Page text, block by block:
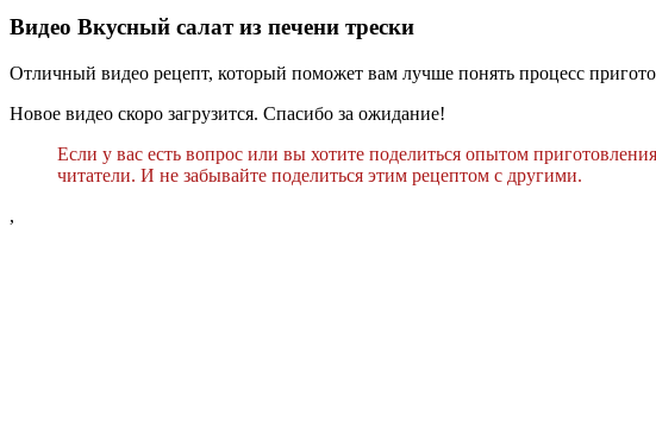
Видео Вкусный салат из печени трески
Отличный видео рецепт, который поможет вам лучше понять процесс
Новое видео скоро загрузится. Спасибо за ожидание!
Если у вас есть вопрос или вы хотите поделиться опытом
читатели. И не забывайте поделиться этим рецептом с другими.
,